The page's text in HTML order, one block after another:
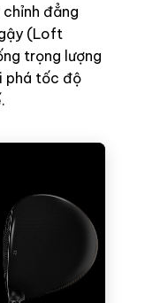
đẳng
(Loft
trọng lượng
phá tốc độ